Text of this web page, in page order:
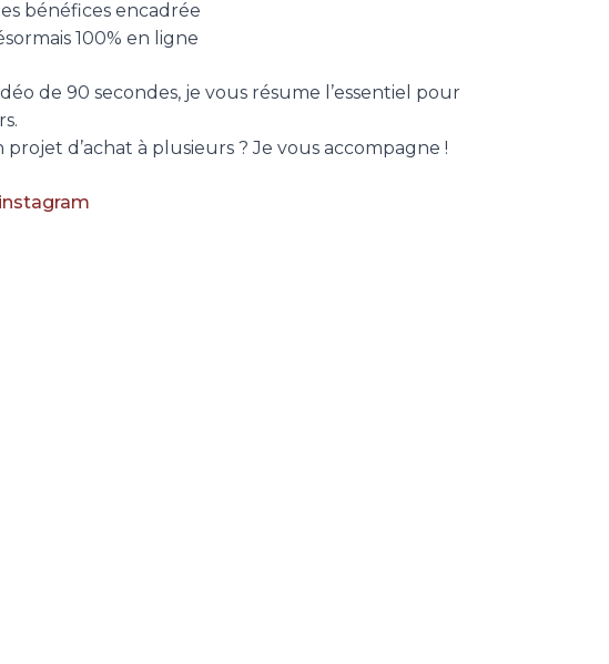
bénéfices encadrée
100% en ligne
de 90 secondes, je vous résume l’essentiel pour
projet d’achat à plusieurs ? Je vous accompagne !